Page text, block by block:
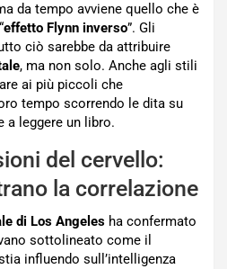
da tempo avviene quello che è
effetto Flynn inverso”. Gli
ciò sarebbe da attribuire
, ma non solo. Anche agli stili
ai più piccoli che
tempo scorrendo le dita su
a leggere un libro.
del cervello:
la correlazione
di Los Angeles ha confermato
sottolineato come il
influendo sull’intelligenza